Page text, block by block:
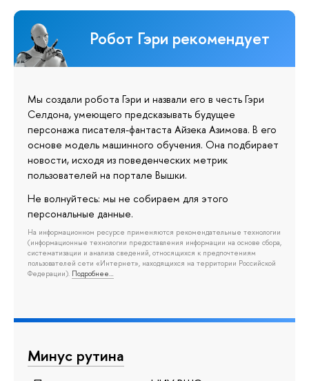
Робот Гэри рекомендует
Мы создали робота Гэри и назвали его в честь Гэри
Селдона, умеющего предсказывать будущее
персонажа писателя-фантаста Айзека Азимова. В его
основе модель машинного обучения. Она подбирает
новости, исходя из поведенческих метрик
пользователей на портале Вышки.
Не волнуйтесь: мы не собираем для этого
персональные данные.
На информационном ресурсе применяются рекомендательные технологии
(информационные технологии предоставления информации на основе сбора,
систематизации и анализа сведений, относящихся к предпочтениям
пользователей сети «Интернет», находящихся на территории Российской
Федерации). Подробнее…
Минус рутина